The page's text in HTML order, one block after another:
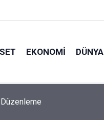
EKONOMI DÜNYA